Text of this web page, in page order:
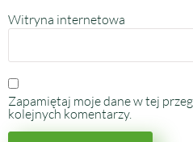
Witryna internetowa
Zapamiętaj moje dane w tej
kolejnych komentarzy.